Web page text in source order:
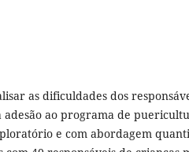
as dificuldades dos
adesão ao programa de
e com abordagem